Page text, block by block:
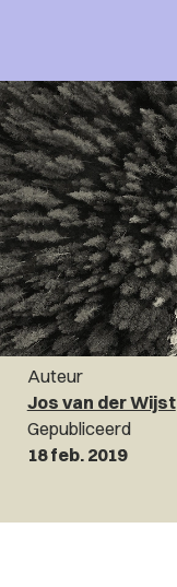
Auteur
Jos van der Wijst
Gepubliceerd
18 feb. 2019